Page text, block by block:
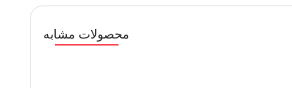
محصولات مشابه